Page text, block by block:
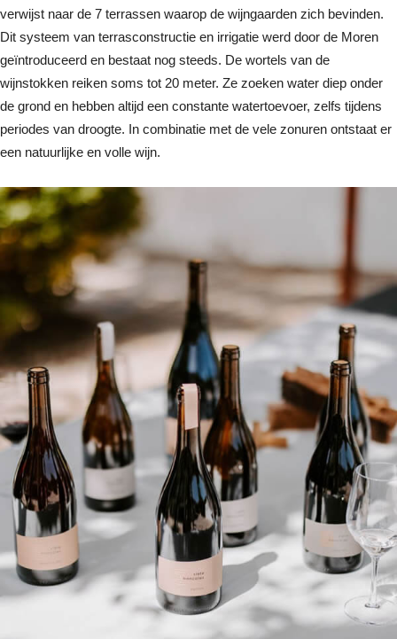
verwijst naar de 7 terrassen waarop de wijngaarden zich bevinden.
Dit systeem van terrasconstructie en irrigatie werd door de Moren
geïntroduceerd en bestaat nog steeds. De wortels van de
wijnstokken reiken soms tot 20 meter. Ze zoeken water diep onder
de grond en hebben altijd een constante watertoevoer, zelfs tijdens
periodes van droogte. In combinatie met de vele zonuren ontstaat er
een natuurlijke en volle wijn.